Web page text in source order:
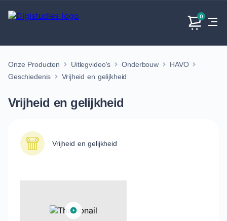
0
Exacte
vakken
vakken.
Taalvakken Maatschappijvakken
Geen vakken.
Producten
Onze Producten Uitlegvideo's Onderbouw
HAVO
Geschiedenis
Vrijheid en gelijkheid
Vrijheid en gelijkheid
Vrijheid en gelijkheid